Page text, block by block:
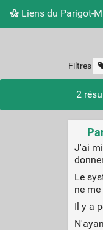
Liens du Parigot-
Filtres
2
J'ai
Le
ne
Il y a